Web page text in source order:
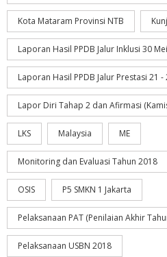
Kota Mataram Provinsi NTB
Laporan Hasil PPDB Jalur Inklusi 30
Laporan Hasil PPDB Jalur Prestasi 21 -
Lapor Diri Tahap 2 dan Afirmasi
LKS Malaysia ME
Monitoring dan Evaluasi Tahun 2018
OSIS P5 SMKN 1 Jakarta
Pelaksanaan PAT (Penilaian Akhir
Pelaksanaan USBN 2018